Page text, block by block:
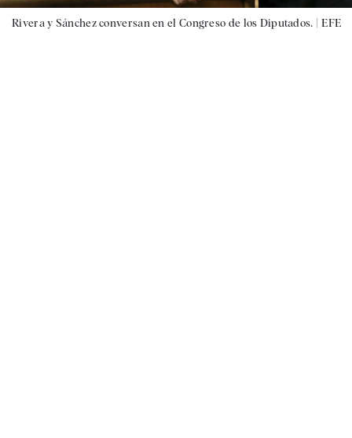
Rivera y Sánchez conversan en el Congreso de los Diputados. | EFE